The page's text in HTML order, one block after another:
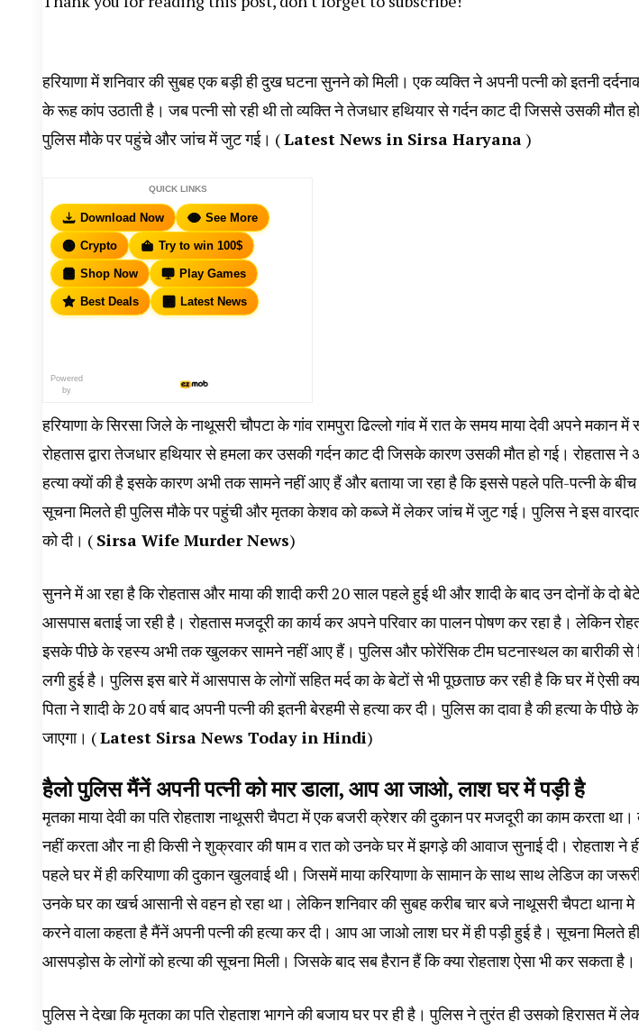
हरियाणा में शनिवार की सुबह एक बड़ी ही दुख घटना सुनने को मिली। एक व्यक्ति ने अपनी पत्नी को इतनी
के रूह कांप उठाती है। जब पत्नी सो रही थी तो व्यक्ति ने तेजधार हथियार से गर्दन काट दी जिससे उसकी मौत
पुलिस मौके पर पहुंचे और जांच में जुट गई। (Latest News in Sirsa Haryana )
QUICK LINKS
Download Now See More
Crypto Try to win 100$
Shop Now Play Games
Best Deals Latest News
Powered
by
हरियाणा के सिरसा जिले के नाथूसरी चौपटा के गांव रामपुरा ढिल्लो गांव में रात के समय माया देवी अपने मकान में
रोहतास द्वारा तेजधार हथियार से हमला कर उसकी गर्दन काट दी जिसके कारण उसकी मौत हो गई। रोहतास ने
हत्या क्यों की है इसके कारण अभी तक सामने नहीं आए हैं और बताया जा रहा है कि इससे पहले पति-पत्नी के बीच
सूचना मिलते ही पुलिस मौके पर पहुंची और मृतका केशव को कब्जे में लेकर जांच में जुट गई। पुलिस ने इस
को दी। ( Sirsa Wife Murder News)
सुनने में आ रहा है कि रोहतास और माया की शादी करी 20 साल पहले हुई थी और शादी के बाद उन दोनों के दो
आसपास बताई जा रही है। रोहतास मजदूरी का कार्य कर अपने परिवार का पालन पोषण कर रहा है। लेकिन
इसके पीछे के रहस्य अभी तक खुलकर सामने नहीं आए हैं। पुलिस और फोरेंसिक टीम घटनास्थल का बारीकी से
लगी हुई है। पुलिस इस बारे में आसपास के लोगों सहित मर्द का के बेटों से भी पूछताछ कर रही है कि घर में ऐसी
पिता ने शादी के 20 वर्ष बाद अपनी पत्नी की इतनी बेरहमी से हत्या कर दी। पुलिस का दावा है की हत्या के पीछे
जाएगा। (Latest Sirsa News Today in Hindi)
हैलो पुलिस मैंनें अपनी पत्नी को मार डाला, आप आ जाओ, लाश घर में पड़ी है
मृतका माया देवी का पति रोहताश नाथूसरी चैपटा में एक बजरी क्रेशर की दुकान पर मजदूरी का काम करता था।
नहीं करता और ना ही किसी ने शुक्रवार की षाम व रात को उनके घर में झगड़े की आवाज सुनाई दी। रोहताश ने
पहले घर में ही करियाणा की दुकान खुलवाई थी। जिसमें माया करियाणा के सामान के साथ साथ लेडिज का
उनके घर का खर्च आसानी से वहन हो रहा था। लेकिन शनिवार की सुबह करीब चार बजे नाथूसरी चैपटा
करने वाला कहता है मैंनें अपनी पत्नी की हत्या कर दी। आप आ जाओ लाश घर में ही पड़ी हुई है। सूचना मिलते
आसपड़ोस के लोगों को हत्या की सूचना मिली। जिसके बाद सब हैरान हैं कि क्या रोहताश ऐसा भी कर सकता है।
पुलिस ने देखा कि मृतका का पति रोहताश भागने की बजाय घर पर ही है। पुलिस ने तुरंत ही उसको हिरासत